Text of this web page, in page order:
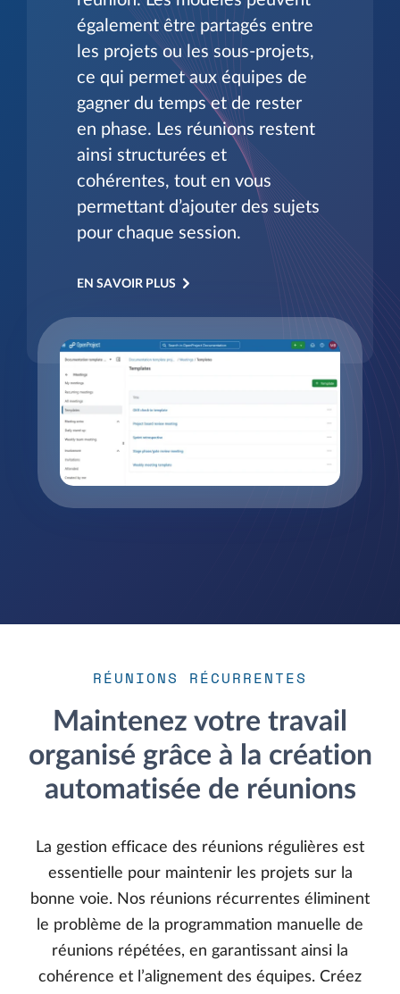
également être partagés entre
les projets ou les sous-projets,
ce qui permet aux équipes de
gagner du temps et de rester
en phase. Les réunions restent
ainsi structurées et
cohérentes, tout en vous
permettant d’ajouter des sujets
pour chaque session.
EN SAVOIR PLUS
RÉUNIONS RÉCURRENTES
Maintenez votre travail
organisé grâce à la création
automatisée de réunions
La gestion efficace des réunions régulières est
essentielle pour maintenir les projets sur la
bonne voie. Nos réunions récurrentes éliminent
le problème de la programmation manuelle de
réunions répétées, en garantissant ainsi la
cohérence et l’alignement des équipes. Créez